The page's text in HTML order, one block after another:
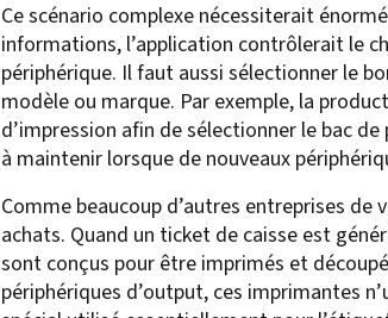
Watermark confidential
documents
Ce scénario complexe nécessiterait
informations, l’application contrôlerait le
périphérique. Il faut aussi sélectionner le
modèle ou marque. Par exemple, la
d’impression afin de sélectionner le bac
à maintenir lorsque de nouveaux
Comme beaucoup d’autres entreprises
achats. Quand un ticket de caisse est
sont conçus pour être imprimés et
périphériques d’output, ces imprimantes